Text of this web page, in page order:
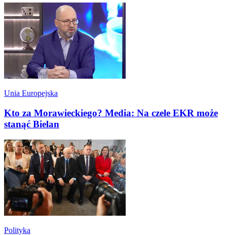
Unia Europejska
Kto za Morawieckiego? Media: Na czele EKR może
stanąć Bielan
Polityka